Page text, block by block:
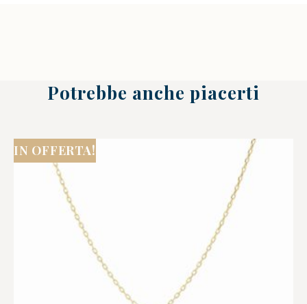
Potrebbe anche piacerti
IN OFFERTA!